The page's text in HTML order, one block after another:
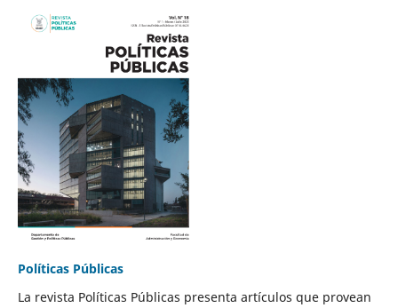
Políticas Públicas
La revista Políticas Públicas presenta artículos que provean